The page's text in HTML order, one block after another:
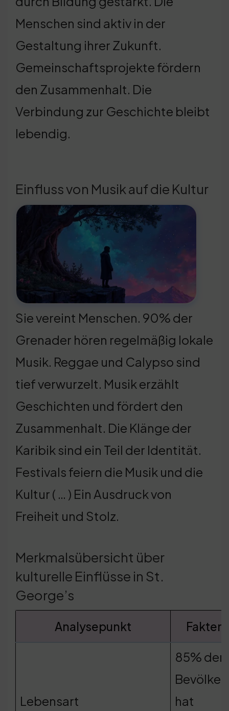
Menschen sind aktiv in der
Gestaltung ihrer Zukunft.
Gemeinschaftsprojekte fördern
den Zusammenhalt. Die
Verbindung zur Geschichte bleibt
lebendig.
Einfluss von Musik auf die Kultur
Sie vereint Menschen. 90% der
Grenader hören regelmäßig lokale
Musik. Reggae und Calypso sind
tief verwurzelt. Musik erzählt
Geschichten und fördert den
Zusammenhalt. Die Klänge der
Karibik sind ein Teil der Identität.
Festivals feiern die Musik und die
Kultur ( … ) Ein Ausdruck von
Freiheit und Stolz.
Merkmalsübersicht über
kulturelle Einflüsse in St.
George’s
Analysepunkt
Lebensart
85% der
hat